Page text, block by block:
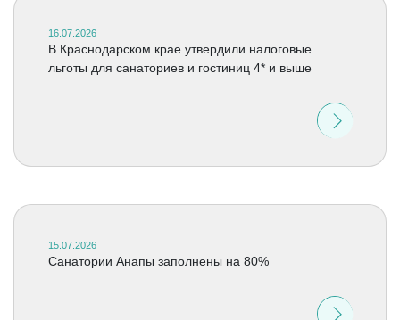
16.07.2026
В Краснодарском крае утвердили налоговые
льготы для санаториев и гостиниц 4* и выше
15.07.2026
Санатории Анапы заполнены на 80%